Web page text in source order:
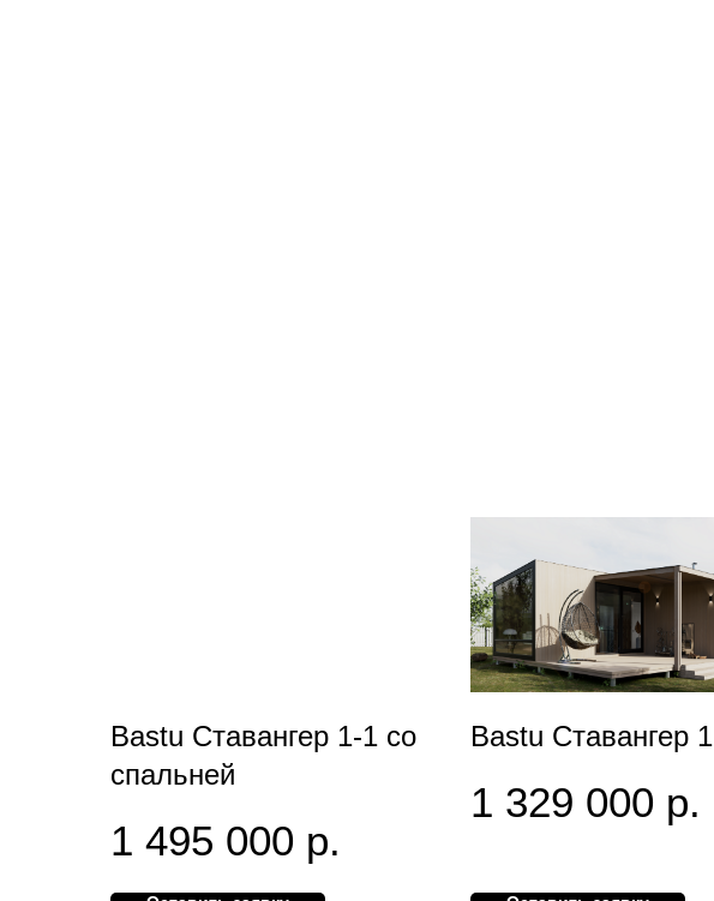
Bastu Ставангер 1-1 со
спальней
1 495 000 р.
Bastu Ставангер 1
1 329 000 р.